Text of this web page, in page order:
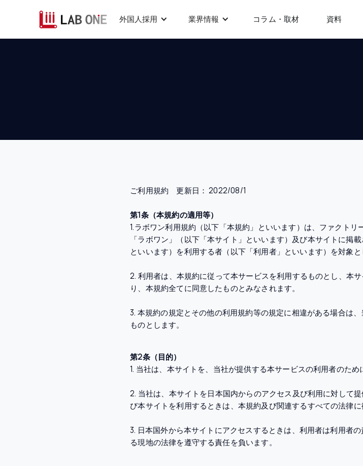
外国人採用 業界情報 コラム・取材 資料
ご利用規約 更新日： 2022/08/1
第1条（本規約の適用等）
1.ラボワン利用規約（以下「本規約」といいます）は、ファクト
「ラボワン」（以下「本サイト」といいます）及び本サイトに掲
といいます）を利用する者（以下「利用者」といいます）を対象
2. 利用者は、本規約に従って本サービスを利用するものとし、本
り、本規約全てに同意したものとみなされます。
3. 本規約の規定とその他の利用規約等の規定に相違がある場合は
ものとします。
第2条（目的）
1. 当社は、本サイトを、当社が提供する本サービスの利用者のため
2. 当社は、本サイトを日本国内からのアクセス及び利用に対して
び本サイトを利用するときは、本規約及び関連するすべての法律に
3. 日本国外から本サイトにアクセスするときは、利用者は利用者
る現地の法律を遵守する責任を負います。